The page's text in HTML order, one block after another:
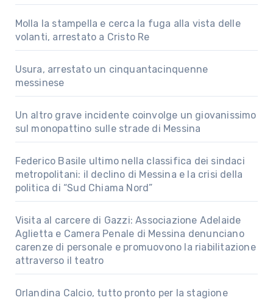
Molla la stampella e cerca la fuga alla vista delle
volanti, arrestato a Cristo Re
Usura, arrestato un cinquantacinquenne
messinese
Un altro grave incidente coinvolge un giovanissimo
sul monopattino sulle strade di Messina
Federico Basile ultimo nella classifica dei sindaci
metropolitani: il declino di Messina e la crisi della
politica di “Sud Chiama Nord”
Visita al carcere di Gazzi: Associazione Adelaide
Aglietta e Camera Penale di Messina denunciano
carenze di personale e promuovono la riabilitazione
attraverso il teatro
Orlandina Calcio, tutto pronto per la stagione